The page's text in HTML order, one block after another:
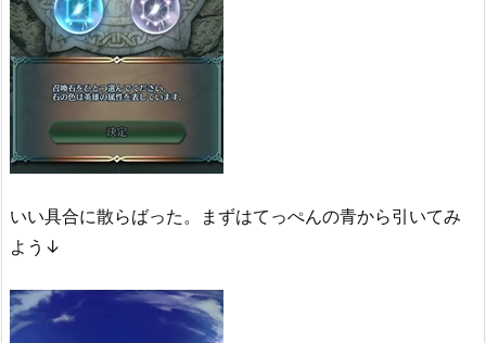
い
が
い
結
果
伝
承
雄
祭
いい具合に散らばった。まずはてっぺんの青から引いてみ
よう↓